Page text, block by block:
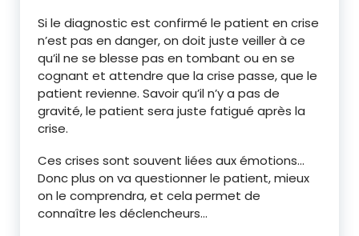
Si le diagnostic est confirmé le patient en crise
n’est pas en danger, on doit juste veiller à ce
qu’il ne se blesse pas en tombant ou en se
cognant et attendre que la crise passe, que le
patient revienne. Savoir qu’il n’y a pas de
gravité, le patient sera juste fatigué après la
crise.
Ces crises sont souvent liées aux émotions…
Donc plus on va questionner le patient, mieux
on le comprendra, et cela permet de
connaître les déclencheurs…